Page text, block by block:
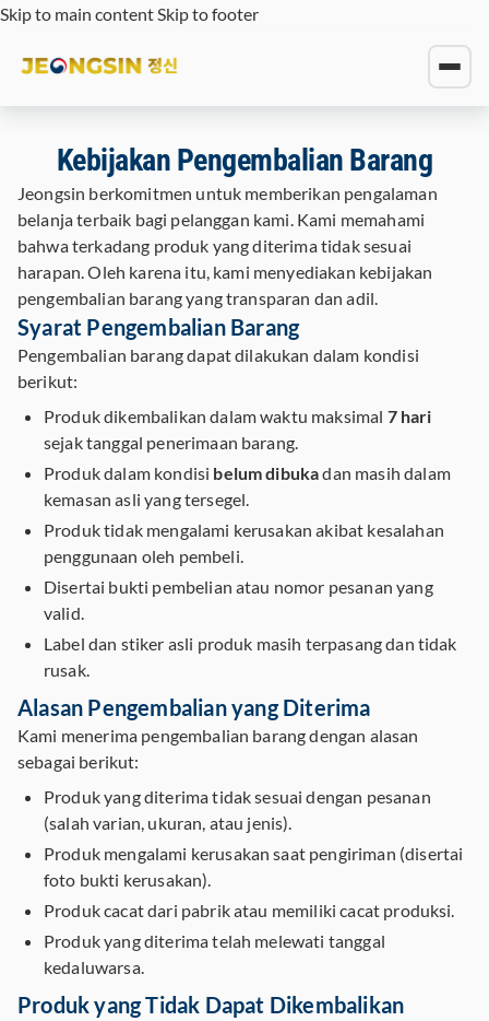
Skip to main contentSkip to footer
Kebijakan Pengembalian Barang
Jeongsin berkomitmen untuk memberikan pengalaman
belanja terbaik bagi pelanggan kami. Kami memahami
bahwa terkadang produk yang diterima tidak sesuai
harapan. Oleh karena itu, kami menyediakan kebijakan
pengembalian barang yang transparan dan adil.
Syarat Pengembalian Barang
Pengembalian barang dapat dilakukan dalam kondisi
berikut:
Produk dikembalikan dalam waktu maksimal 7 hari
sejak tanggal penerimaan barang.
Produk dalam kondisi belum dibukadan masih dalam
kemasan asli yang tersegel.
Produk tidak mengalami kerusakan akibat kesalahan
penggunaan oleh pembeli.
Disertai bukti pembelian atau nomor pesanan yang
valid.
Label dan stiker asli produk masih terpasang dan tidak
rusak.
Alasan Pengembalian yang Diterima
Kami menerima pengembalian barang dengan alasan
sebagai berikut:
Produk yang diterima tidak sesuai dengan pesanan
(salah varian, ukuran, atau jenis).
Produk mengalami kerusakan saat pengiriman (disertai
foto bukti kerusakan).
Produk cacat dari pabrik atau memiliki cacat produksi.
Produk yang diterima telah melewati tanggal
kedaluwarsa.
Produk yang Tidak Dapat Dikembalikan